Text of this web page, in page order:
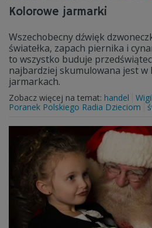
Kolorowe jarmarki
Wszechobecny dźwięk
światełka, zapach piernika i
to wszystko buduje
najbardziej skumulowana jest w
jarmarkach.
Zobacz więcej na temat: handel
Poranek Polskiego Radia Dzieciom